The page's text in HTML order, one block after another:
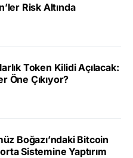
Risk Altında
Token Kilidi Açılacak:
Öne Çıkıyor?
Boğazı’ndaki Bitcoin
Sistemine Yaptırım